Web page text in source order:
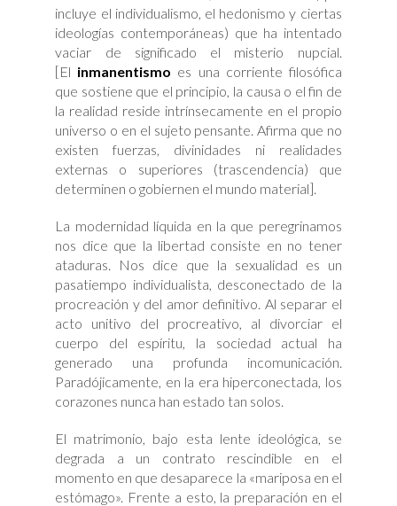
incluye el individualismo, el hedonismo y ciertas
ideologías contemporáneas) que ha intentado
vaciar de significado el misterio nupcial.
[El inmanentismo es una corriente filosófica
que sostiene que el principio, la causa o el fin de
la realidad reside intrínsecamente en el propio
universo o en el sujeto pensante. Afirma que no
existen fuerzas, divinidades ni realidades
externas o superiores (trascendencia) que
determinen o gobiernen el mundo material].
La modernidad líquida en la que peregrinamos
nos dice que la libertad consiste en no tener
ataduras. Nos dice que la sexualidad es un
pasatiempo individualista, desconectado de la
procreación y del amor definitivo. Al separar el
acto unitivo del procreativo, al divorciar el
cuerpo del espíritu, la sociedad actual ha
generado una profunda incomunicación.
Paradójicamente, en la era hiperconectada, los
corazones nunca han estado tan solos.
El matrimonio, bajo esta lente ideológica, se
degrada a un contrato rescindible en el
momento en que desaparece la «mariposa en el
estómago». Frente a esto, la preparación en el